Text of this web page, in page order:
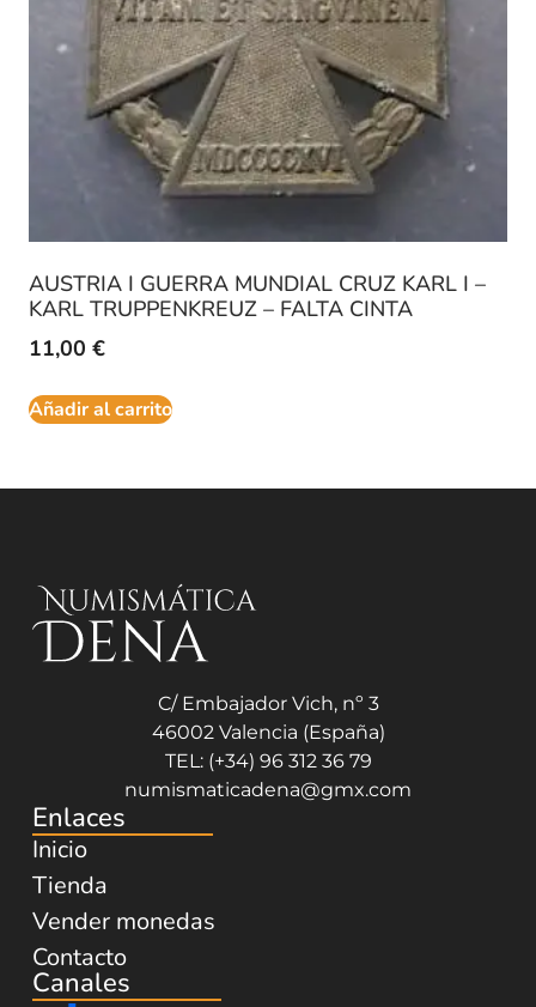
AUSTRIA I GUERRA MUNDIAL CRUZ KARL I –
KARL TRUPPENKREUZ – FALTA CINTA
11,00 €
Añadir al carrito
C/ Embajador Vich, nº 3
46002 Valencia (España)
TEL: (+34) 96 312 36 79
numismaticadena@gmx.com
Enlaces
Inicio
Tienda
Vender monedas
Contacto
Canales